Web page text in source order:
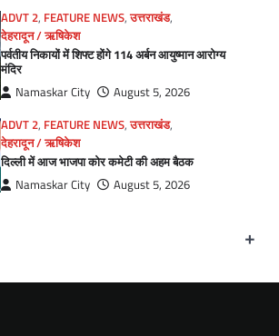
ADVT 2, FEATURE NEWS,उत्तराखंड,
देहरादून / ऋषिकेश
पर्वतीय निकायों में शिफ्ट होंगे 114 अर्बन आयुष्मान आरोग्य
मंदिर
Namaskar City
August 5, 2026
ADVT 2, FEATURE NEWS,उत्तराखंड,
देहरादून / ऋषिकेश
दिल्ली में आज भाजपा कोर कमेटी की अहम बैठक
Namaskar City August 5, 2026
+